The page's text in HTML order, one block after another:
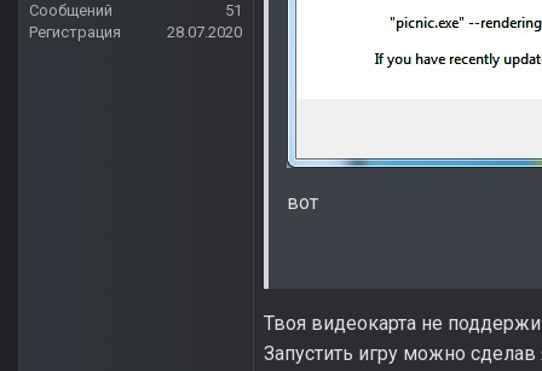
Сообщений
51
Регистрация
28.07.2020
вот
Твоя видеокарта не
Запустить игру можно